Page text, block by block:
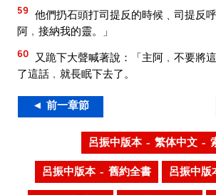
59 他們扔石頭打司提反的時候﹑司提反
阿﹐接納我的靈。」
60
又跪下大聲喊著說：「主阿﹐不要將
了這話﹐就長眠下去了。
◄ 前一章節
呂振中版本 – 繁体中文 –
呂振中版本 – 舊約全書 呂振中版